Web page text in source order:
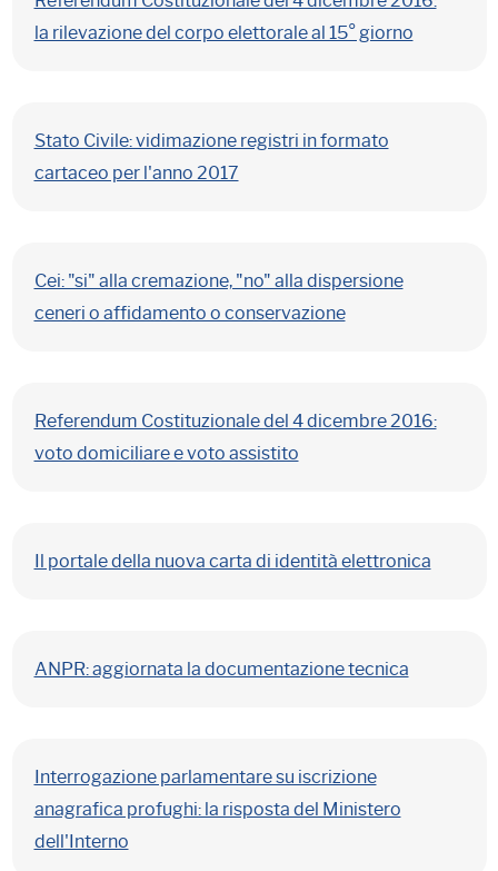
la rilevazione del corpo elettorale al 15° giorno
Stato Civile: vidimazione registri in formato
cartaceo per l'anno 2017
Cei: "si" alla cremazione, "no" alla dispersione
ceneri o affidamento o conservazione
Referendum Costituzionale del 4 dicembre 2016:
voto domiciliare e voto assistito
Il portale della nuova carta di identità elettronica
ANPR: aggiornata la documentazione tecnica
Interrogazione parlamentare su iscrizione
anagrafica profughi: la risposta del Ministero
dell'Interno